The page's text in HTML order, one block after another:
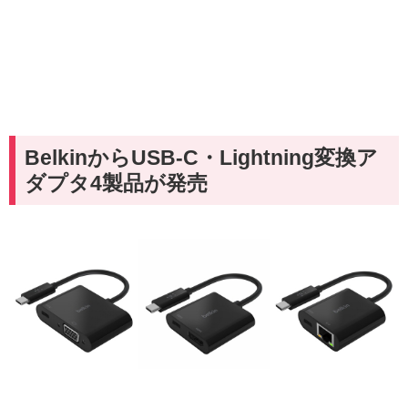
BelkinからUSB-C・Lightning変換ア
ダプタ4製品が発売